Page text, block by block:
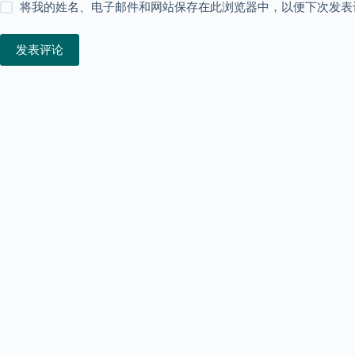
将我的姓名、电子邮件和网站保存在此浏览器中，以便下次发表
发表评论